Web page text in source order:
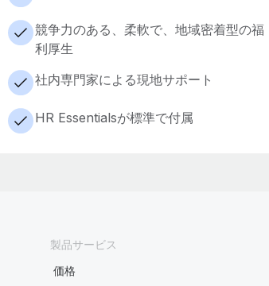
競争力のある、柔軟で、地域密着型の福
利厚生
社内専門家による現地サポート
HR Essentialsが標準で付属
製品サービス
価格